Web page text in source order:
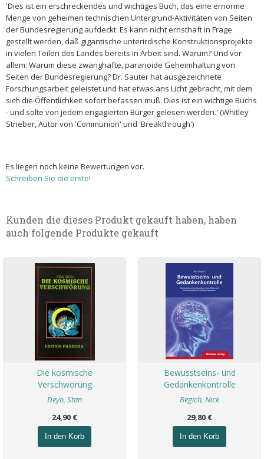
'Dies ist ein erschreckendes und wichtiges Buch, das eine ernorme
Menge von geheimen technischen Untergrund-Aktivitäten von Seiten
der Bundesregierung aufdeckt. Es kann nicht ernsthaft in Frage
gestellt werden, daß gigantische unterirdische Konstruktionsprojekte
in vielen Teilen des Landes bereits in Arbeit sind. Warum? Und vor
allem: Warum diese zwanghafte, paranoide Geheimhaltung von
Seiten der Bundesregierung? Dr. Sauter hat ausgezeichnete
Forschungsarbeit geleistet und hat etwas ans Licht gebracht, mit dem
sich die Öffentlichkeit sofort befassen muß. Dies ist ein wichtige Buchs
- und solte von jedem engagierten Bürger gelesen werden.' (Whitley
Strieber, Autor von 'Communion' und 'Breakthrough')
Es liegen noch keine Bewertungen vor.
Schreiben Sie die erste!
Kunden die dieses Produkt gekauft haben, haben
auch folgende Produkte gekauft
Die kosmische
Verschwörung
Deyo, Stan
24,90 €
In den Korb
Bewusstseins- und
Gedankenkontrolle
Begich, Nick
29,80 €
In den Korb